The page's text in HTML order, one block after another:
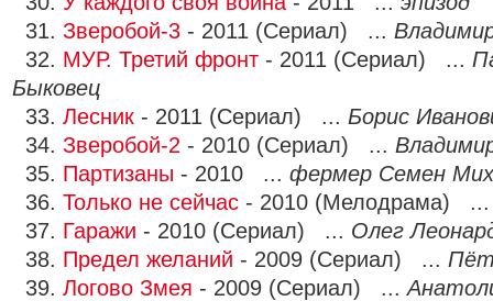
31. Зверобой-3 - 2011 (Сериал) ...
32. МУР. Третий фронт - 2011 (Сериал) ...
Быковец
33. Лесник - 2011 (Сериал) ... Борис
34. Зверобой-2 - 2010 (Сериал) ...
35. Партизаны - 2010 ... фермер Семен
36. Только не сейчас - 2010 (Мелодрама)
37. Гаражи - 2010 (Сериал) ... Олег
38. Предел желаний - 2009 (Сериал) ...
39. Логово Змея - 2009 (Сериал) ...